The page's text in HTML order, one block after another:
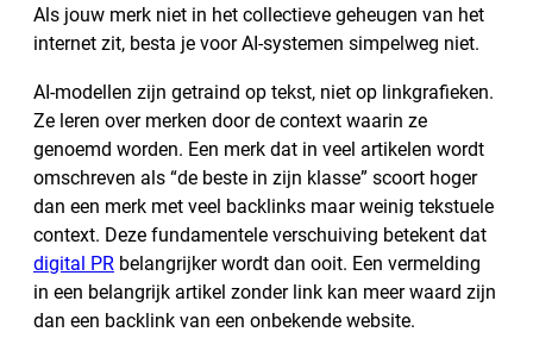
Als jouw merk niet in het collectieve geheugen van het
internet zit, besta je voor AI-systemen simpelweg niet.
AI-modellen zijn getraind op tekst, niet op linkgrafieken.
Ze leren over merken door de context waarin ze
genoemd worden. Een merk dat in veel artikelen wordt
omschreven als “de beste in zijn klasse” scoort hoger
dan een merk met veel backlinks maar weinig tekstuele
context. Deze fundamentele verschuiving betekent dat
digital PR belangrijker wordt dan ooit. Een vermelding
in een belangrijk artikel zonder link kan meer waard zijn
dan een backlink van een onbekende website.